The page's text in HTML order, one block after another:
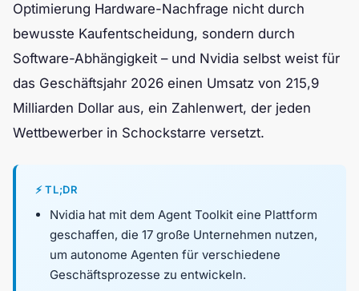
Optimierung Hardware-Nachfrage nicht durch
bewusste Kaufentscheidung, sondern durch
Software-Abhängigkeit – und Nvidia selbst weist für
das Geschäftsjahr 2026 einen Umsatz von 215,9
Milliarden Dollar aus, ein Zahlenwert, der jeden
Wettbewerber in Schockstarre versetzt.
⚡ TL;DR
Nvidia hat mit dem Agent Toolkit eine Plattform
geschaffen, die 17 große Unternehmen nutzen,
um autonome Agenten für verschiedene
Geschäftsprozesse zu entwickeln.